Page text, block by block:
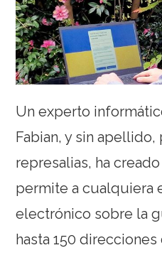
Un experto
Fabian, y sin apellido,
represalias, ha
permite a cualquiera
electrónico sobre la
hasta 150